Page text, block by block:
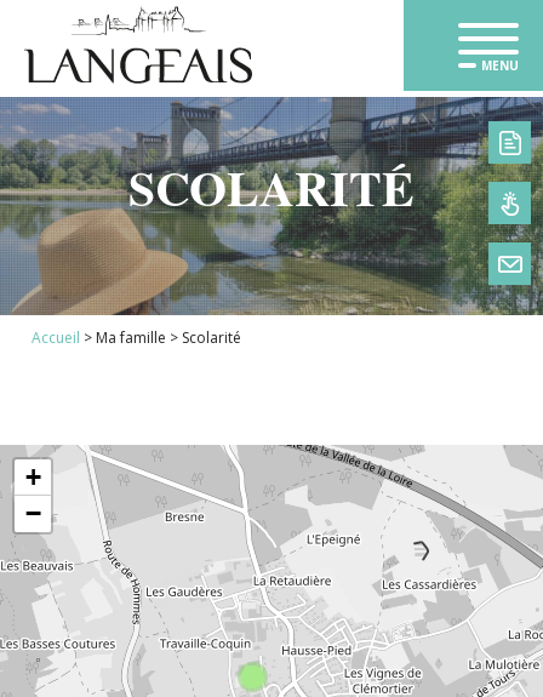
MENU
6
SCOLARITÉ
Accueil > Ma famille > Scolarité
+
−